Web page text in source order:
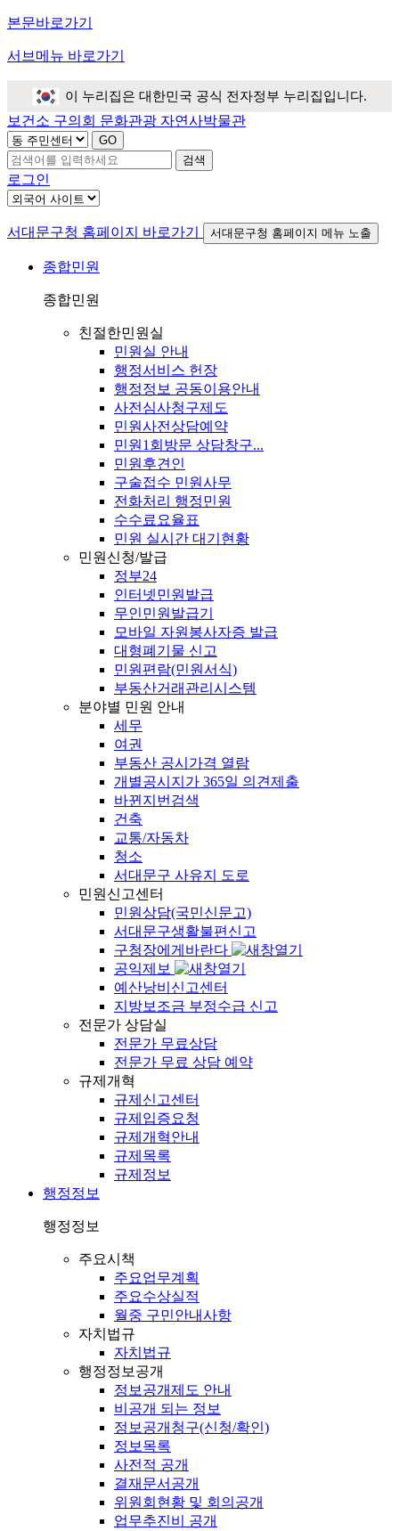
본문바로가기
서브메뉴 바로가기
이 누리집은 대한민국 공식 전자정부 누리집입니다.
보건소 구의회 문화관광 자연사박물관
검색
로그인
서대문구청 홈페이지 바로가기 서대문구청 홈페이지 메뉴 노출
종합민원
종합민원
친절한민원실
민원실 안내
행정서비스 헌장
행정정보 공동이용안내
사전심사청구제도
민원사전상담예약
민원1회방문 상담창구...
민원후견인
구술접수 민원사무
전화처리 행정민원
수수료요율표
민원 실시간 대기현황
민원신청/발급
정부24
인터넷민원발급
무인민원발급기
모바일 자원봉사자증 발급
대형폐기물 신고
민원편람(민원서식)
부동산거래관리시스템
분야별 민원 안내
세무
여권
부동산 공시가격 열람
개별공시지가 365일 의견제출
바뀐지번검색
건축
교통/자동차
청소
서대문구 사유지 도로
민원신고센터
민원상담(국민신문고)
서대문구생활불편신고
구청장에게바란다
공익제보
예산낭비신고센터
지방보조금 부정수급 신고
전문가 상담실
전문가 무료상담
전문가 무료 상담 예약
규제개혁
규제신고센터
규제입증요청
규제개혁안내
규제목록
규제정보
행정정보
행정정보
주요시책
주요업무계획
주요수상실적
월중 구민안내사항
자치법규
자치법규
행정정보공개
정보공개제도 안내
비공개 되는 정보
정보공개청구(신청/확인)
정보목록
사전적 공개
결재문서공개
위원회현황 및 회의공개
업무추진비 공개